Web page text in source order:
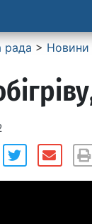
рада > Новини